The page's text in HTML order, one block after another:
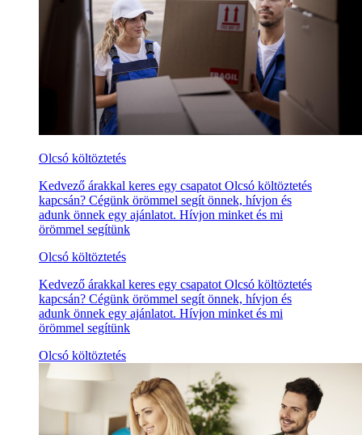
Olcsó költöztetés
Kedvező árakkal keres egy csapatot Olcsó költöztetés
kapcsán? Cégünk örömmel segít önnek, hívjon és
adunk önnek egy ajánlatot. Hívjon minket és mi
örömmel segítünk
Olcsó költöztetés
Kedvező árakkal keres egy csapatot Olcsó költöztetés
kapcsán? Cégünk örömmel segít önnek, hívjon és
adunk önnek egy ajánlatot. Hívjon minket és mi
örömmel segítünk
Olcsó költöztetés